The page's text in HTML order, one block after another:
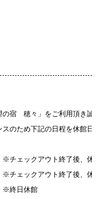
宿　穂々」をご利用頂き誠に
のため下記の日程を休館日と
チェックアウト終了後、休館
チェックアウト終了後、休館
※終日休館